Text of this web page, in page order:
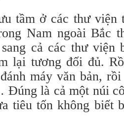
tầm ở các thư viện
Nam ngoài Bắc
cả các thư viện
lại tương đối đủ.
máy văn bản,
Đúng là cả một núi
tiêu tốn không biết